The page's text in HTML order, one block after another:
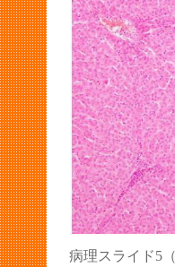
病理スライド5